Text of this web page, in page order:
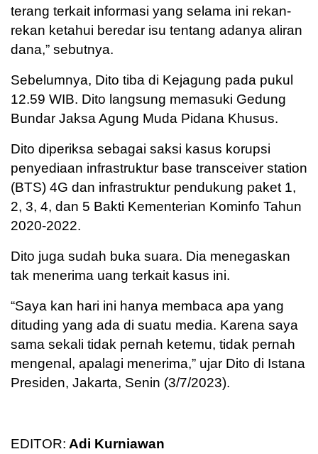
terang terkait informasi yang selama ini rekan-
rekan ketahui beredar isu tentang adanya aliran
dana,” sebutnya.
Sebelumnya, Dito tiba di Kejagung pada pukul
12.59 WIB. Dito langsung memasuki Gedung
Bundar Jaksa Agung Muda Pidana Khusus.
Dito diperiksa sebagai saksi kasus korupsi
penyediaan infrastruktur base transceiver station
(BTS) 4G dan infrastruktur pendukung paket 1,
2, 3, 4, dan 5 Bakti Kementerian Kominfo Tahun
2020-2022.
Dito juga sudah buka suara. Dia menegaskan
tak menerima uang terkait kasus ini.
“Saya kan hari ini hanya membaca apa yang
dituding yang ada di suatu media. Karena saya
sama sekali tidak pernah ketemu, tidak pernah
mengenal, apalagi menerima,” ujar Dito di Istana
Presiden, Jakarta, Senin (3/7/2023).
EDITOR: Adi Kurniawan